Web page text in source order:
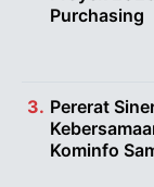
Purchasing
Pererat
Kominfo